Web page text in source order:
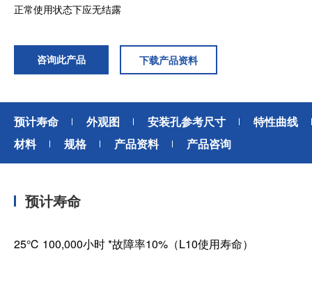
正常使用状态下应无结露
咨询此产品 下载产品资料
预计寿命 外观图 安装孔参考尺寸
特性曲线
材料
规格 产品资料 产品咨询
预计寿命
25℃ 100,000小时 *故障率10%（L10使用寿命）